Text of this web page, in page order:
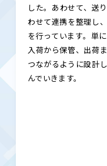
した。あわせて、送
わせて連携を整理し
を行っています。単
入荷から保管、出荷
つながるように設計
んでいきます。